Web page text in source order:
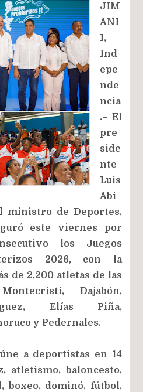
JIM
ANI
I,
Ind
epe
nde
ncia
.– El
pre
side
nte
Luis
Abi
ministro de Deportes,
este viernes por
los Juegos
2026, con la
de 2,200 atletas de las
Dajabón,
Elías Piña,
y Pedernales.
a deportistas en 14
atletismo, baloncesto,
boxeo, dominó, fútbol,